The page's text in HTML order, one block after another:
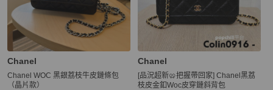
Chanel
Chanel WOC 黑銀荔枝牛皮鏈條包
（晶片款）
Chanel
[品況超新🥨把握帶回家] Chanel黑荔
枝皮金釦Woc皮穿鏈斜背包